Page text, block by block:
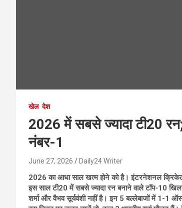
खेल देश
2026 में सबसे ज्यादा टी20
नंबर-1
June 27, 2026 Daily24 Writer
2026 का आधा साल खत्म होने को है। इंटरनेशनल
इस साल टी20 में सबसे ज्यादा रन बनाने वाले टॉप-10
शर्मा और वैभव सूर्यवंशी नहीं है। इन 5 बल्लेबाजों में 1-1